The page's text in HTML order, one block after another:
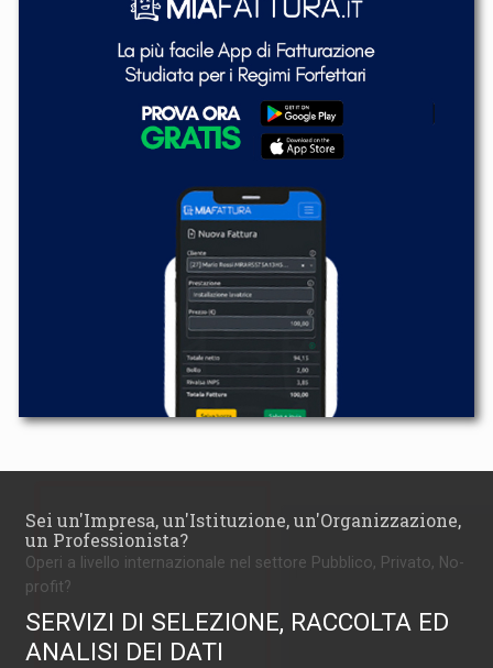
Sei un'Impresa, un'Istituzione, un'Organizzazione,
un Professionista?
Operi a livello internazionale nel settore Pubblico, Privato, No-
profit?
SERVIZI DI SELEZIONE, RACCOLTA ED
ANALISI DEI DATI